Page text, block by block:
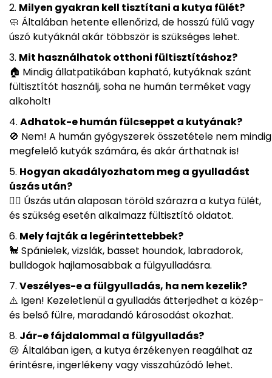
Milyen gyakran kell tisztítani a kutya fülét?
🧼 Általában hetente ellenőrizd, de hosszú fülű vagy
úszó kutyáknál akár többször is szükséges lehet.
Mit használhatok otthoni fültisztításhoz?
🏠 Mindig állatpatikában kapható, kutyáknak szánt
fültisztítót használj, soha ne humán terméket vagy
alkoholt!
Adhatok-e humán fülcseppet a kutyának?
🚫 Nem! A humán gyógyszerek összetétele nem mindig
megfelelő kutyák számára, és akár árthatnak is!
Hogyan akadályozhatom meg a gyulladást
úszás után?
🏊‍♂️ Úszás után alaposan töröld szárazra a kutya fülét,
és szükség esetén alkalmazz fültisztító oldatot.
Mely fajták a legérintettebbek?
🐩 Spánielek, vizslák, basset houndok, labradorok,
bulldogok hajlamosabbak a fülgyulladásra.
Veszélyes-e a fülgyulladás, ha nem kezelik?
⚠️ Igen! Kezeletlenül a gyulladás átterjedhet a közép-
és belső fülre, maradandó károsodást okozhat.
Jár-e fájdalommal a fülgyulladás?
😢 Általában igen, a kutya érzékenyen reagálhat az
érintésre, ingerlékeny vagy visszahúzódó lehet.